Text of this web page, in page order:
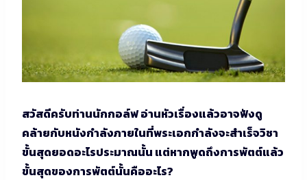
สวัสดีครับท่านนักกอล์ฟ อ่านหัวเรื่องแล้วอาจฟังดู
คล้ายกับหนังกำลังภายในที่พระเอกกำลังจะสำเร็จวิชา
ขั้นสุดยอดอะไรประมาณนั้น แต่หากพูดถึงการพัตต์แล้ว
ขั้นสุดของการพัตต์นั้นคืออะไร?